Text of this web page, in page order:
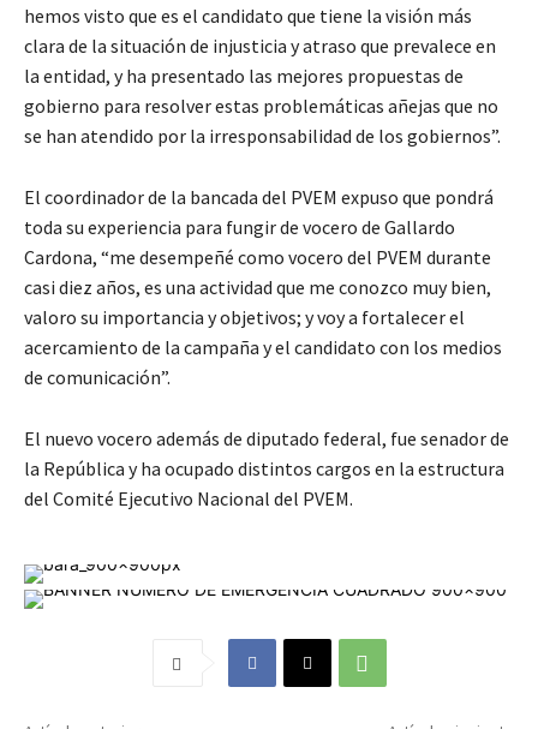
hemos visto que es el candidato que tiene la visión más
clara de la situación de injusticia y atraso que prevalece en
la entidad, y ha presentado las mejores propuestas de
gobierno para resolver estas problemáticas añejas que no
se han atendido por la irresponsabilidad de los gobiernos”.
El coordinador de la bancada del PVEM expuso que pondrá
toda su experiencia para fungir de vocero de Gallardo
Cardona, “me desempeñé como vocero del PVEM durante
casi diez años, es una actividad que me conozco muy bien,
valoro su importancia y objetivos; y voy a fortalecer el
acercamiento de la campaña y el candidato con los medios
de comunicación”.
El nuevo vocero además de diputado federal, fue senador de
la República y ha ocupado distintos cargos en la estructura
del Comité Ejecutivo Nacional del PVEM.